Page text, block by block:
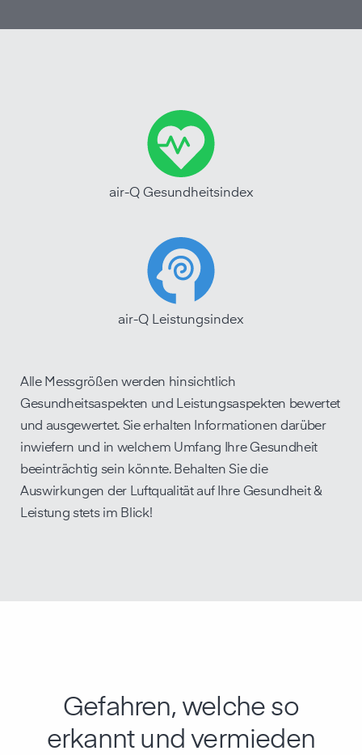
air-Q Gesundheitsindex
air-Q Leistungsindex
Alle Messgrößen werden hinsichtlich
Gesundheitsaspekten und Leistungsaspekten bewertet
und ausgewertet. Sie erhalten Informationen darüber
inwiefern und in welchem Umfang Ihre Gesundheit
beeinträchtig sein könnte. Behalten Sie die
Auswirkungen der Luftqualität auf Ihre Gesundheit &
Leistung stets im Blick!
Gefahren, welche so
erkannt und vermieden